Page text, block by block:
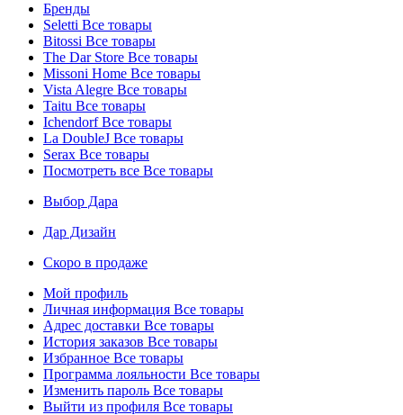
Бренды
Seletti Все товары
Bitossi Все товары
The Dar Store Все товары
Missoni Home Все товары
Vista Alegre Все товары
Taitu Все товары
IchendorfВсе товары
La DoubleJ Все товары
Serax Все товары
Посмотреть все Все товары
Выбор Дара
Дар Дизайн
Скоро в продаже
Мой профиль
Личная информация Все товары
Адрес доставки Все товары
История заказов Все товары
Избранное Все товары
Программа лояльности Все товары
Изменить пароль Все товары
Выйти из профиля Все товары